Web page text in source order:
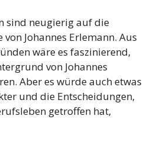
sind neugierig auf die
Johannes Erlemann. Aus
wäre es faszinierend,
von Johannes
Aber es würde auch etwas
und die Entscheidungen,
getroffen hat,